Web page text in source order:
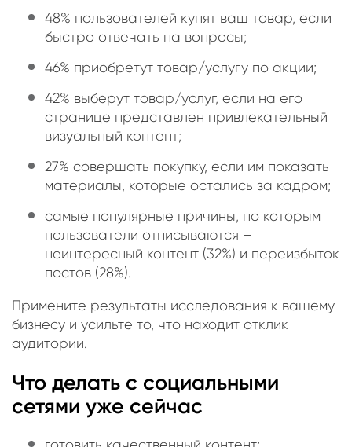
48% пользователей купят ваш товар, если
быстро отвечать на вопросы;
46% приобретут товар/услугу по акции;
42% выберут товар/услуг, если на его
странице представлен привлекательный
визуальный контент;
27% совершать покупку, если им показать
материалы, которые остались за кадром;
самые популярные причины, по которым
пользователи отписываются –
неинтересный контент (32%) и переизбыток
постов (28%).
Примените результаты исследования к вашему
бизнесу и усильте то, что находит отклик
аудитории.
Что делать с социальными
сетями уже сейчас